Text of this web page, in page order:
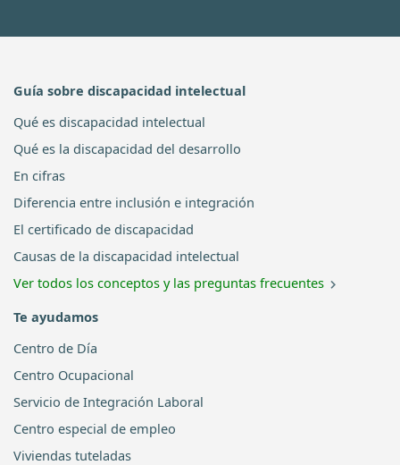
Guía sobre discapacidad intelectual
Qué es discapacidad intelectual
Qué es la discapacidad del desarrollo
En cifras
Diferencia entre inclusión e integración
El certificado de discapacidad
Causas de la discapacidad intelectual
Ver todos los conceptos y las preguntas frecuentes
Te ayudamos
Centro de Día
Centro Ocupacional
Servicio de Integración Laboral
Centro especial de empleo
Viviendas tuteladas